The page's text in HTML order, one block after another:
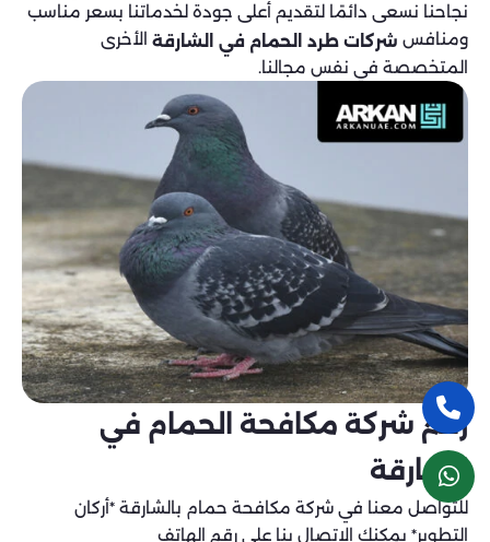
نجاحنا نسعى دائمًا لتقديم أعلى جودة لخدماتنا بسعر مناسب
ومنافس شركات طرد الحمام في الشارقة الأخرى
المتخصصة في نفس مجالنا.
رقم شركة مكافحة الحمام في
الشارقة
للتواصل معنا في شركة مكافحة حمام بالشارقة *أركان
التطوير* يمكنك الاتصال بنا على رقم الهاتف